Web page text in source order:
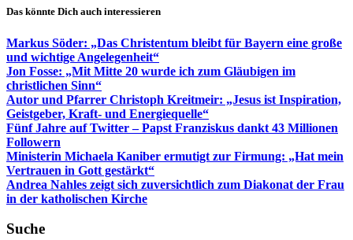
Das könnte Dich auch interessieren
Markus Söder: „Das Christentum bleibt für Bayern eine große
und wichtige Angelegenheit“
Jon Fosse: „Mit Mitte 20 wurde ich zum Gläubigen im
christlichen Sinn“
Autor und Pfarrer Christoph Kreitmeir: „Jesus ist Inspiration,
Geistgeber, Kraft- und Energiequelle“
Fünf Jahre auf Twitter – Papst Franziskus dankt 43 Millionen
Followern
Ministerin Michaela Kaniber ermutigt zur Firmung: „Hat mein
Vertrauen in Gott gestärkt“
Andrea Nahles zeigt sich zuversichtlich zum Diakonat der Frau
in der katholischen Kirche
Suche